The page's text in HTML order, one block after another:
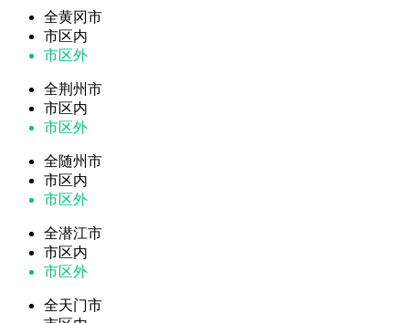
全黄冈市
市区内
市区外
全荆州市
市区内
市区外
全随州市
市区内
市区外
全潜江市
市区内
市区外
全天门市